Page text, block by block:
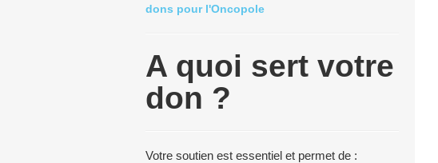
dons pour l'Oncopole
A quoi sert votre
don ?
Votre soutien est essentiel et permet de :